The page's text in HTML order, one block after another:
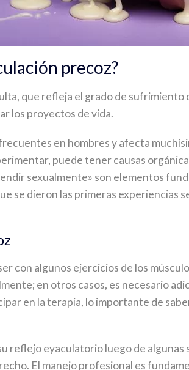
precoz?
que refleja el grado de
los proyectos de vida.
en hombres y afecta
puede tener causas
sexualmente» son elementos
se dieron las primeras experiencias
con algunos ejercicios de los
en otros casos, es necesario
en la terapia, lo importante de
reflejo eyaculatorio luego de
El manejo profesional es